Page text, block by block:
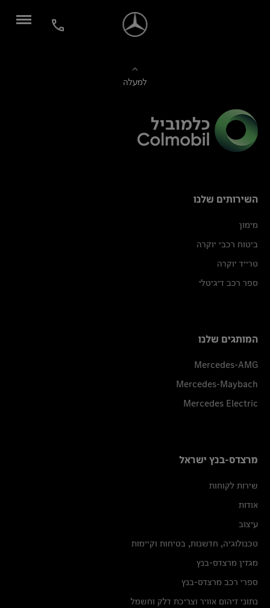
למעלה
השירותים שלנו
מימון
ביטוח רכבי יוקרה
טרייד יוקרה
ספר רכב דיגיטלי
המותגים שלנו
Mercedes-AMG
Mercedes-Maybach
Mercedes Electric
מרצדס-בנץ ישראל
שירות לקוחות
אודות
עיצוב
טכנולוגיה, חדשנות, בטיחות וקיימות
מגזין מרצדס-בנץ
ספרי רכב מרצדס-בנץ
נתוני זיהום אוויר וצריכת דלק וחשמל